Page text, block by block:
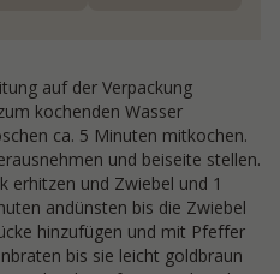
auf der Verpackung
kochenden Wasser
ca. 5 Minuten mitkochen.
und beiseite stellen.
erhitzen und Zwiebel und 1
andünsten bis die Zwiebel
hinzufügen und mit Pfeffer
bis sie leicht goldbraun